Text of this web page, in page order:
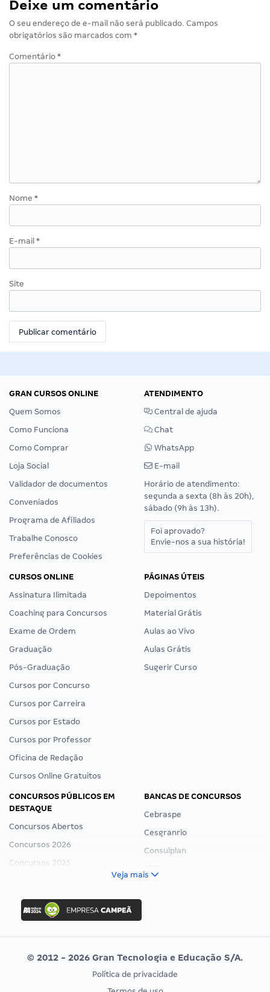
Deixe um comentário
O seu endereço de e-mail não será publicado. Campos
obrigatórios são marcados com *
Comentário *
Nome *
E-mail *
Site
GRAN CURSOS ONLINE
Quem Somos
Como Funciona
Como Comprar
Loja Social
Validador de documentos
Conveniados
Programa de Afiliados
Trabalhe Conosco
Preferências de Cookies
ATENDIMENTO
Central de ajuda
Chat
WhatsApp
E-mail
Horário de atendimento:
segunda a sexta (8h às 20h),
sábado (9h às 13h).
Foi aprovado?
Envie-nos a sua história!
CURSOS ONLINE
Assinatura Ilimitada
Coaching para Concursos
Exame de Ordem
Graduação
Pós-Graduação
Cursos por Concurso
Cursos por Carreira
Cursos por Estado
Cursos por Professor
Oficina de Redação
Cursos Online Gratuitos
PÁGINAS ÚTEIS
Depoimentos
Material Grátis
Aulas ao Vivo
Aulas Grátis
Sugerir Curso
CONCURSOS PÚBLICOS EM
DESTAQUE
Concursos Abertos
Concursos 2026
Concursos 2025
Concurso Ibama
Concurso MPU
Editais publicados
BANCAS DE CONCURSOS
Cebraspe
Cesgranrio
Consulplan
Vunesp
CONCURSOS POR PROFISSÃO EXAME DE ORDEM
Veja mais
© 2012 - 2026 Gran Tecnologia e Educação S/A.
Política de privacidade